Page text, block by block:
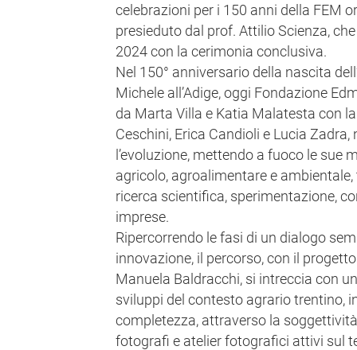
celebrazioni per i 150 anni della FEM
presieduto dal prof. Attilio Scienza,
2024 con la cerimonia conclusiva.
Nel 150° anniversario della nascita
Michele all’Adige, oggi Fondazione
da Marta Villa e Katia Malatesta con
Ceschini, Erica Candioli e Lucia Zadra,
l’evoluzione, mettendo a fuoco le sue
agricolo, agroalimentare e
ricerca scientifica, sperimentazione,
imprese.
Ripercorrendo le fasi di un dialogo
innovazione, il percorso, con il
Manuela Baldracchi, si intreccia con
sviluppi del contesto agrario trentino,
completezza, attraverso la
fotografi e atelier fotografici attivi sul